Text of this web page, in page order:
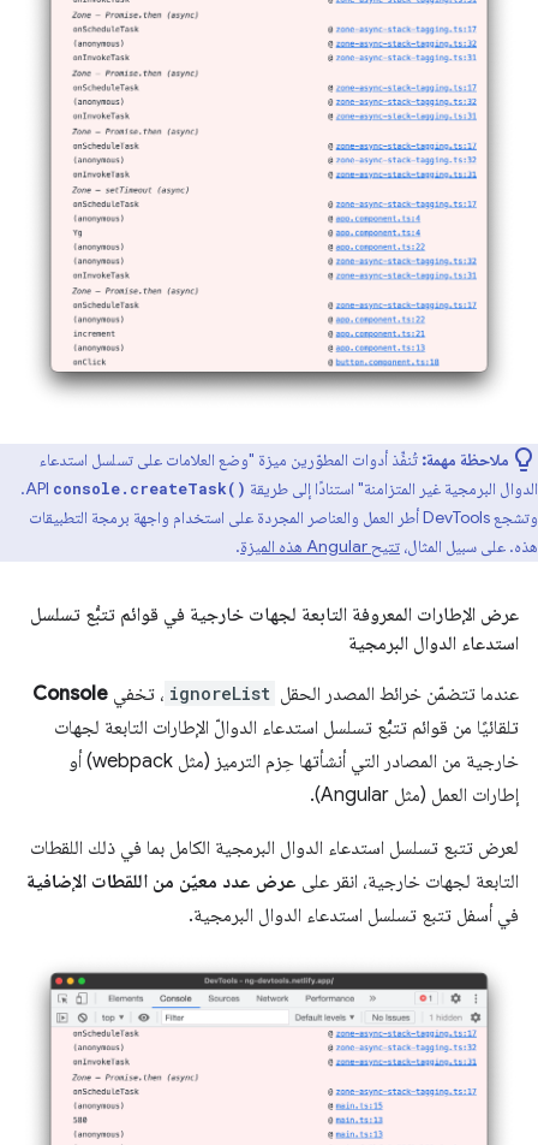
ملاحظة مهمة: تُنفِّذ أدوات المطوّرين ميزة "وضع العلامات على تسلسل استدعاء
الدوال البرمجية غير المتزامنة" استنادًا إلى طريقة console.createTask()
API.
وتشجع DevTools أطر العمل والعناصر المجردة على استخدام واجهة برمجة التطبيقات
هذه. على سبيل المثال، تتيح Angular هذه الميزة .
عرض الإطارات المعروفة التابعة لجهات خارجية في قوائم تتبُّع تسلسل
استدعاء الدوال البرمجية
عندما تتضمّن خرائط المصدر الحقل ignoreList ، تخفي Console
تلقائيًا من قوائم تتبُّع تسلسل استدعاء الدوالّ الإطارات التابعة لجهات
خارجية من المصادر التي أنشأتها حِزم الترميز (مثل webpack) أو
إطارات العمل (مثل Angular).
لعرض تتبع تسلسل استدعاء الدوال البرمجية الكامل بما في ذلك اللقطات
التابعة لجهات خارجية، انقر على عرض عدد معيّن من اللقطات الإضافية
في أسفل تتبع تسلسل استدعاء الدوال البرمجية.